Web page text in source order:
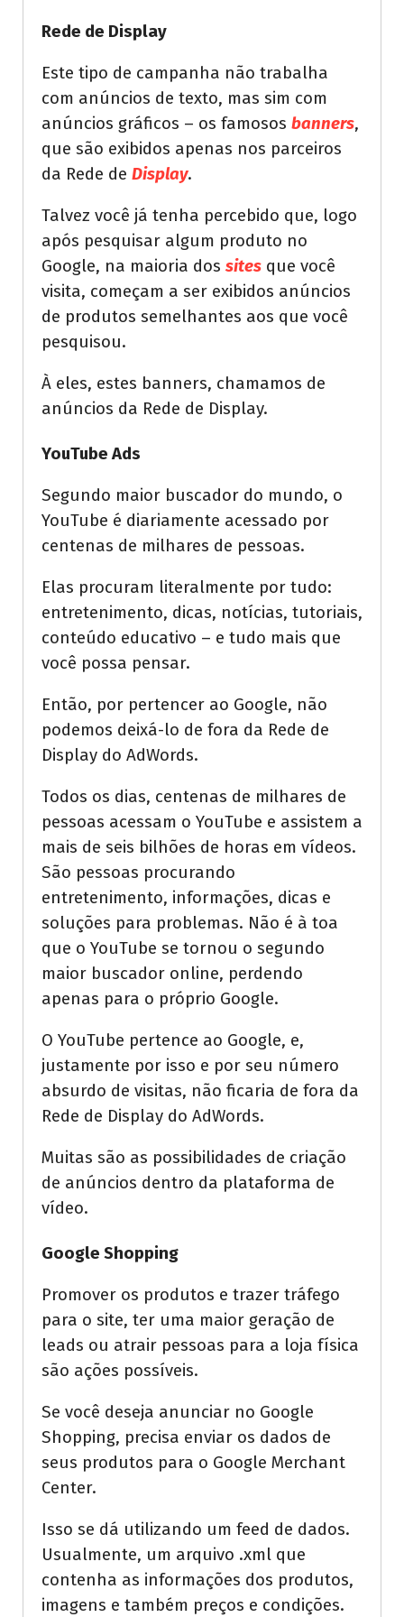
Rede de Display
Este tipo de campanha não trabalha
com anúncios de texto, mas sim com
anúncios gráficos – os famosos banners,
que são exibidos apenas nos parceiros
da Rede de Display.
Talvez você já tenha percebido que, logo
após pesquisar algum produto no
Google, na maioria dos sites que você
visita, começam a ser exibidos anúncios
de produtos semelhantes aos que você
pesquisou.
À eles, estes banners, chamamos de
anúncios da Rede de Display.
YouTube Ads
Segundo maior buscador do mundo, o
YouTube é diariamente acessado por
centenas de milhares de pessoas.
Elas procuram literalmente por tudo:
entretenimento, dicas, notícias, tutoriais,
conteúdo educativo – e tudo mais que
você possa pensar.
Então, por pertencer ao Google, não
podemos deixá-lo de fora da Rede de
Display do AdWords.
Todos os dias, centenas de milhares de
pessoas acessam o YouTube e assistem a
mais de seis bilhões de horas em vídeos.
São pessoas procurando
entretenimento, informações, dicas e
soluções para problemas. Não é à toa
que o YouTube se tornou o segundo
maior buscador online, perdendo
apenas para o próprio Google.
O YouTube pertence ao Google, e,
justamente por isso e por seu número
absurdo de visitas, não ficaria de fora da
Rede de Display do AdWords.
Muitas são as possibilidades de criação
de anúncios dentro da plataforma de
vídeo.
Google Shopping
Promover os produtos e trazer tráfego
para o site, ter uma maior geração de
leads ou atrair pessoas para a loja física
são ações possíveis.
Se você deseja anunciar no Google
Shopping, precisa enviar os dados de
seus produtos para o Google Merchant
Center.
Isso se dá utilizando um feed de dados.
Usualmente, um arquivo .xml que
contenha as informações dos produtos,
imagens e também preços e condições.